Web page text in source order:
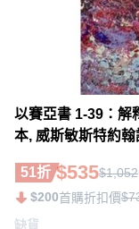
以賽亞書 1-39：解
本, 威斯敏斯特約
51折 $535$1,052
$200首購折扣價
缺貨